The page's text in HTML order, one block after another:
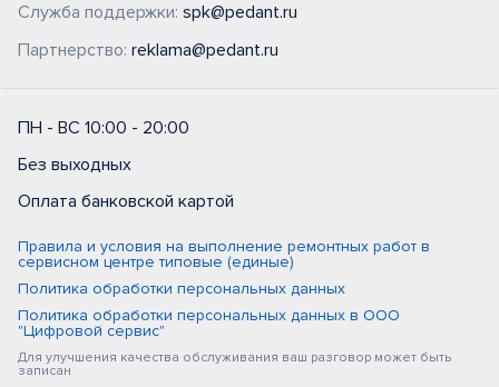
Служба поддержки: spk@pedant.ru
Партнерство: reklama@pedant.ru
ПН - ВС 10:00 - 20:00
Без выходных
Оплата банковской картой
Правила и условия на выполнение ремонтных работ в
сервисном центре типовые (единые)
Политика обработки персональных данных
Политика обработки персональных данных в ООО
"Цифровой сервис"
Для улучшения качества обслуживания ваш разговор может быть
записан